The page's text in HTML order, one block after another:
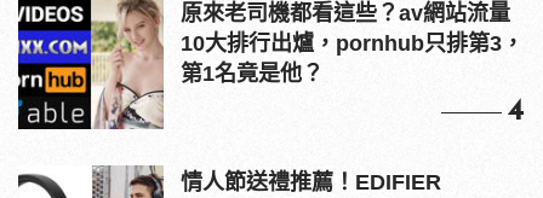
原來老司機都看這些？av網站流量
10大排行出爐，pornhub只排第3，
第1名竟是他？
4
情人節送禮推薦！EDIFIER